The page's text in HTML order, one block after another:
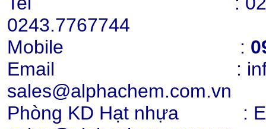
Hạt nhựa PP K8009
Chi tiết
0243.7767744
Mobile :
Email :
Phòng KD Hạt nhựa :